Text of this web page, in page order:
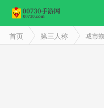
首页 第三人称